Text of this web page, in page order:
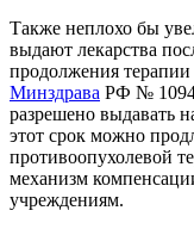
Также неплохо бы
выдают лекарства
продолжения терапии
Минздрава РФ №
разрешено выдавать
этот срок можно
противоопухолевой
механизм
учреждениям.